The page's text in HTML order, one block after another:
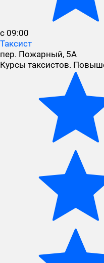
с 09:00
Таксист
пер. Пожарный, 5А
Курсы таксистов.